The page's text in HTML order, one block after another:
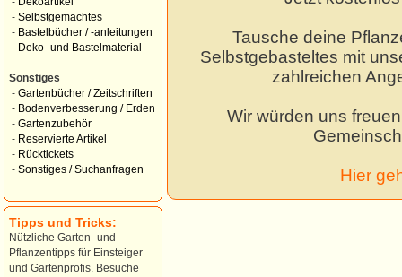
- Selbstgemachtes
- Bastelbücher / -anleitungen
- Deko- und Bastelmaterial
Sonstiges
- Gartenbücher / Zeitschriften
- Bodenverbesserung / Erden
- Gartenzubehör
- Reservierte Artikel
- Rücktickets
- Sonstiges / Suchanfragen
Tipps und Tricks:
Nützliche Garten- und
Pflanzentipps für Einsteiger
und Gartenprofis. Besuche
Tausche deine
Selbstgebasteltes mit
zahlreichen
Wir würden uns
Hier